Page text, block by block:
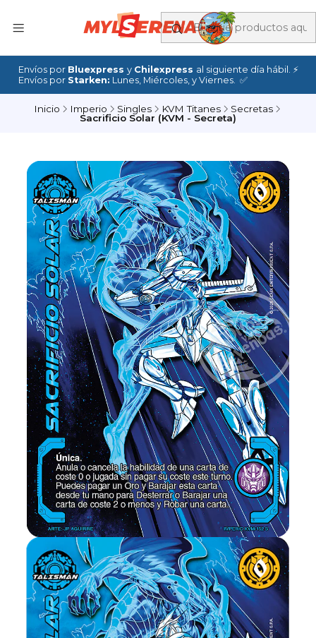
Envíos por Bluexpress y Chilexpress al siguiente día hábil. ⚡
Envíos por Starken: Lunes, Miércoles, y Viernes. ✅
Inicio Imperio Singles KVM Titanes
Secretas
Sacrificio Solar (KVM - Secreta)